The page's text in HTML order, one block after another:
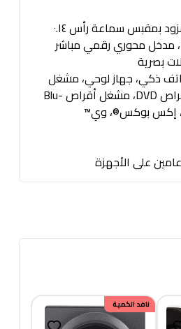
يعمل مع أي جهاز مزود بمقبس سماعة رأس ٠.١٤
بوصة (٣.٥ مم)، RCA، مدخل محوري رقمي مباشر
بصرية
ذكي، جهاز لوحي، مشغل
موسيقى، مشغل أقراص DVD، مشغل أقراص Blu-
على الأجهزة
خصم100.00
نافد الكمية